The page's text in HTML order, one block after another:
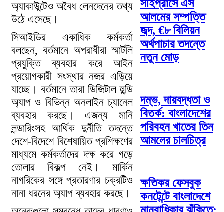
অ্যাকাউন্টেও অবৈধ লেনদেনের তথ্য
উঠে এসেছে।
সিআইডির একাধিক কর্মকর্তা
বলছেন, বর্তমানে অপরাধীরা স্মার্টলি
প্রযুক্তি ব্যবহার করে আইন
প্রয়োগকারী সংস্থার নজর এড়িয়ে
যাচ্ছে। বর্তমানে তারা ডিজিটাল হুন্ডি
অ্যাপ ও বিভিন্ন অনলাইন চ্যানেল
ব্যবহার করছে। এজন্য মানি
লন্ডারিংসহ আর্থিক দুর্নীতি তদন্তে
দেশে-বিদেশে বিশেষায়িত প্রশিক্ষণের
মাধ্যমে কর্মকর্তাদের দক্ষ করে গড়ে
তোলার বিকল্প নেই। মার্কিন
নাগরিকের সঙ্গে প্রতারণার চক্রটিও
নানা ধরনের অ্যাপ ব্যবহার করছে।
সাইপ্রাসে এস
আলমের সম্পত্তি
জব্দ, €৮ বিলিয়ন
অর্থপাচার তদন্তে
নতুন মোড়
দম্ভ, দায়বদ্ধতা ও
বিতর্ক: বাংলাদেশের
পরিবহন খাতের তিন
আমলের চালচিত্র
ক্ষতিকর ফেসবুক
কনটেন্টে বাংলাদেশে